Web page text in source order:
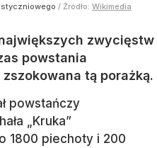
/ Źródło: Wikimedia
zwycięstw
powstania
tą porażką.
powstańczy
„Kruka”
1800 piechoty i 200